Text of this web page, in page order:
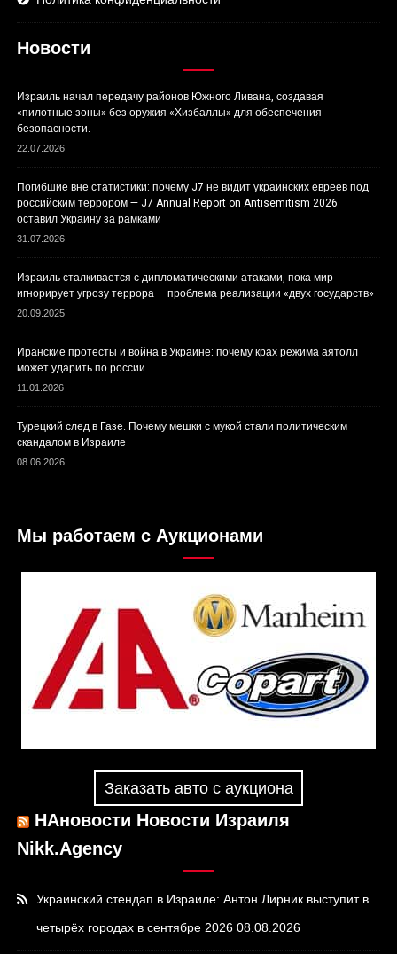
Новости
Израиль начал передачу районов Южного Ливана, создавая
«пилотные зоны» без оружия «Хизбаллы» для обеспечения
безопасности.
22.07.2026
Погибшие вне статистики: почему J7 не видит украинских евреев под
российским террором — J7 Annual Report on Antisemitism 2026
оставил Украину за рамками
31.07.2026
Израиль сталкивается с дипломатическими атаками, пока мир
игнорирует угрозу террора — проблема реализации «двух государств»
20.09.2025
Иранские протесты и война в Украине: почему крах режима аятолл
может ударить по россии
11.01.2026
Турецкий след в Газе. Почему мешки с мукой стали политическим
скандалом в Израиле
08.06.2026
Мы работаем с Аукционами
Заказать авто с аукциона
НАновости Новости Израиля
Nikk.Agency
Украинский стендап в Израиле: Антон Лирник выступит в
четырёх городах в сентябре 2026 08.08.2026